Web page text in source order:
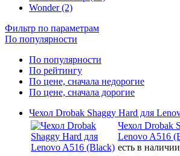
Wonder (2)
Фильтр по параметрам
По популярности
По популярности
По рейтингу
По цене, сначала недорогие
По цене, сначала дорогие
Чехол Drobak Shaggy Hard для
Чехол Drobak
Lenovo A516
есть в наличии